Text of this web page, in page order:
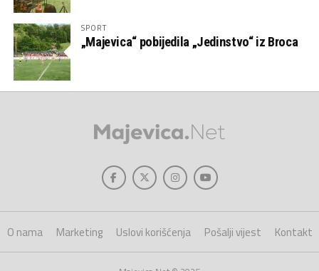
SPORT
„Majevica“ pobijedila „Jedinstvo“ iz Broca
O nama Marketing Uslovi korišćenja Pošalji vijest Kontakt